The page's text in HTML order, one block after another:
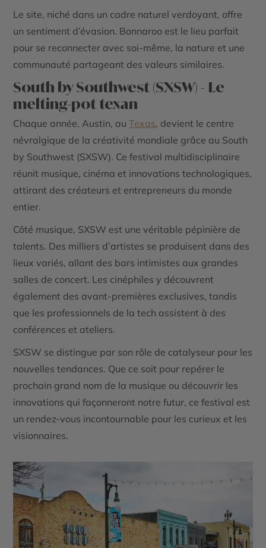
Le site, niché dans un cadre naturel verdoyant, offre
un sentiment d’évasion. Bonnaroo est le lieu parfait
pour se reconnecter avec soi-même, la nature et une
communauté partageant des valeurs similaires.
South by Southwest (SXSW) - Le
melting-pot texan
Chaque année, Austin, auTexas, devient le centre
névralgique de la créativité mondiale grâce au South
by Southwest (SXSW). Ce festival multidisciplinaire
réunit musique, cinéma et innovations technologiques,
attirant des créateurs et entrepreneurs du monde
entier.
Côté musique, SXSW est une véritable pépinière de
talents. Des milliers d’artistes se produisent dans des
lieux variés, allant des bars intimistes aux grandes
salles de concert. Les cinéphiles y découvrent
également des avant-premières exclusives, tandis
que les professionnels de la tech assistent à des
conférences et ateliers.
SXSW se distingue par son rôle de catalyseur pour les
nouvelles tendances. Que ce soit pour repérer le
prochain grand nom de la musique ou découvrir les
innovations qui façonneront notre futur, ce festival est
un rendez-vous incontournable pour les curieux et les
visionnaires.